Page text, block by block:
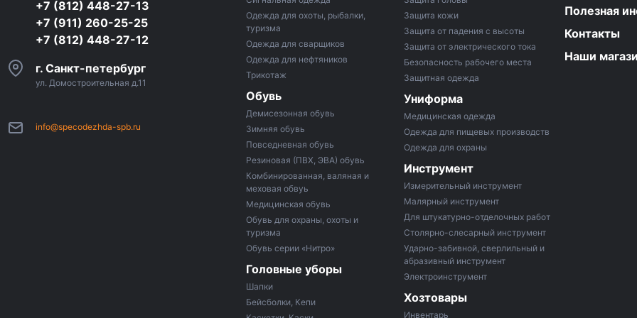
+7 (812) 448-27-13
+7 (911) 260-25-25
+7 (812) 448-27-12
г. Санкт-петербург
ул. Домостроительная д.11
info@specodezhda-spb.ru
Одежда для охоты, рыбалки,
туризма
Одежда для сварщиков
Одежда для нефтяников
Трикотаж
Обувь
Демисезонная обувь
Зимняя обувь
Повседневная обувь
Резиновая (ПВХ, ЭВА) обувь
Комбинированная, валяная и
меховая обвуь
Медицинская обувь
Обувь для охраны, охоты и
туризма
Обувь серии «Нитро»
Головные уборы
Шапки
Бейсболки, Кепи
Защита кожи
Защита от падения с высоты
Защита от электрического тока
Безопасность рабочего места
Защитная одежда
Униформа
Медицинская одежда
Одежда для пищевых производств
Одежда для охраны
Инструмент
Измерительный инструмент
Малярный инструмент
Для штукатурно-отделочных работ
Столярно-слесарный инструмент
Ударно-забивной, сверлильный и
абразивный инструмент
Электроинструмент
Хозтовары
Инвентарь
Полезная
Контакты
Наши